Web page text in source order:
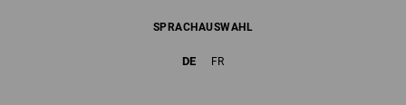
SPRACHAUSWAHL
DE FR